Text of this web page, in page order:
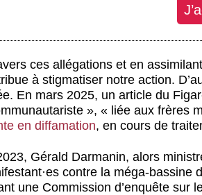
ces allégations et en
à stigmatiser notre action.
En mars 2025, un article du
», « liée aux frères
en diffamation, en cours de
Gérald Darmanin, alors
·es contre la méga-bassine
une Commission d’enquête sur